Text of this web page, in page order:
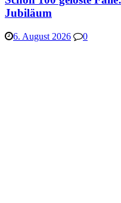
Jubiläum
6. August 2026 0